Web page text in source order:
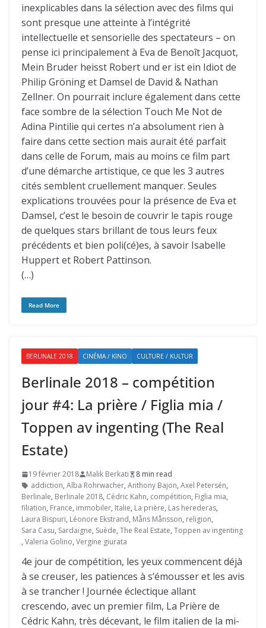
inexplicables dans la sélection avec des films qui
sont presque une atteinte à l’intégrité
intellectuelle et sensorielle des spectateurs – on
pense ici principalement à Eva de Benoît Jacquot,
Mein Bruder heisst Robert und er ist ein Idiot de
Philip Gröning et Damsel de David & Nathan
Zellner. On pourrait inclure également dans cette
face sombre de la sélection Touch Me Not de
Adina Pintilie qui certes n’a absolument rien à
faire dans cette section mais aurait été parfait
dans celle de Forum, mais au moins ce film part
d’une démarche artistique, ce que les 3 autres
cités semblent cruellement manquer. Seules
explications trouvées pour la présence de Eva et
Damsel, c’est le besoin de couvrir le tapis rouge
de quelques stars brillant de tous leurs feux
précédents et bien poli(cé)es, à savoir Isabelle
Huppert et Robert Pattinson.
(…)
Read More
BERLINALE 2018 CINÉMA / KINO CULTURE / KULTUR
Berlinale 2018 – compétition
jour #4: La prière / Figlia mia /
Toppen av ingenting (The Real
Estate)
19 février 2018 Malik Berkati
8 min read
addiction, Alba Rohrwacher, Anthony Bajon, Axel Petersén,
Berlinale, Berlinale 2018, Cédric Kahn, compétition, Figlia mia,
filiation, France, immobiler, Italie, La prière, Las herederas,
Laura Bispuri, Léonore Ekstrand, Måns Månsson, religion,
Sara Casu, Sardaigne, Suède, The Real Estate, Toppen av ingenting
, Valeria Golino, Vergine giurata
4e jour de compétition, les yeux commencent déjà
à se creuser, les patiences à s’émousser et les avis
à se trancher ! Journée éclectique allant
crescendo, avec un premier film, La Prière de
Cédric Kahn, très décevant, le film italien de la mi-